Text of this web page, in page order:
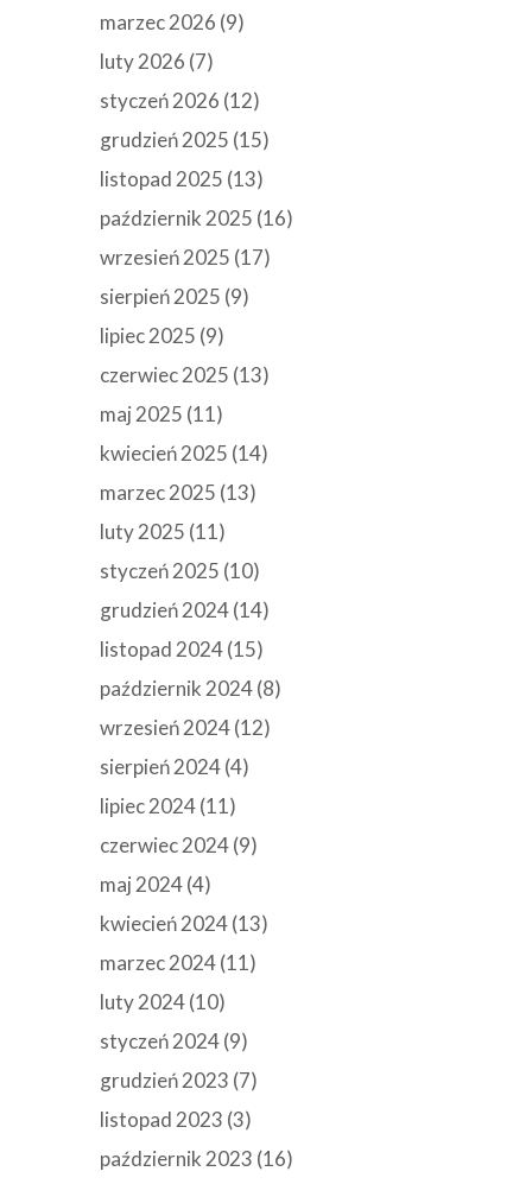
marzec 2026 (9)
luty 2026 (7)
styczeń 2026 (12)
grudzień 2025 (15)
listopad 2025 (13)
październik 2025 (16)
wrzesień 2025 (17)
sierpień 2025 (9)
lipiec 2025 (9)
czerwiec 2025 (13)
maj 2025 (11)
kwiecień 2025 (14)
marzec 2025 (13)
luty 2025 (11)
styczeń 2025 (10)
grudzień 2024(14)
listopad 2024(15)
październik 2024(8)
wrzesień 2024(12)
sierpień 2024(4)
lipiec 2024(11)
czerwiec 2024(9)
maj 2024(4)
kwiecień 2024(13)
marzec 2024(11)
luty 2024(10)
styczeń 2024(9)
grudzień 2023 (7)
listopad 2023 (3)
październik 2023 (16)